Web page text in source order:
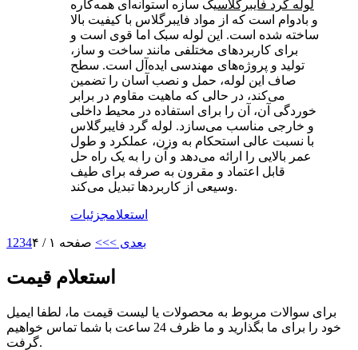
لوله گرد فایبرگلاسیک سازه استوانه‌ای همه‌کاره
و بادوام است که از مواد فایبرگلاس با کیفیت بالا
ساخته شده است. این لوله سبک اما قوی است و
برای کاربردهای مختلفی مانند ساخت و ساز،
تولید و پروژه‌های مهندسی ایده‌آل است. سطح
صاف این لوله، حمل و نصب آسان را تضمین
می‌کند، در حالی که ماهیت مقاوم در برابر
خوردگی آن، آن را برای استفاده در محیط داخلی
و خارجی مناسب می‌سازد. لوله گرد فایبرگلاس
با نسبت عالی استحکام به وزن، عملکرد و طول
عمر بالایی را ارائه می‌دهد و آن را به یک راه حل
قابل اعتماد و مقرون به صرفه برای طیف
وسیعی از کاربردها تبدیل می‌کند.
استعلامجزئیات
1 234 بعدی >>> صفحه ۱ / ۴
استعلام قیمت
برای سوالات مربوط به محصولات یا لیست قیمت ما، لطفا ایمیل
خود را برای ما بگذارید و ما ظرف 24 ساعت با شما تماس خواهیم
گرفت.